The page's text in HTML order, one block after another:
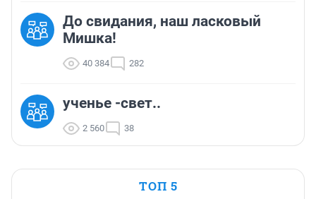
До свидания, наш ласковый
Мишка!
40 384 282
ученье -свет..
2 560 38
ТОП 5